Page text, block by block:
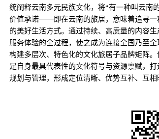
统阐释云南多元民族文化，将“有一种叫云南
价值承诺——即在云南的旅居，意味着追寻一
的美好生活方式。通过持续、高质量的内容
服务体验的全过程，使之成为连接全国乃至
构建多层次、特色化的文化旅居子品牌矩阵
足自身最具代表性的文化符号与资源禀赋，
规划与管理，形成定位清晰、优势互补、互相